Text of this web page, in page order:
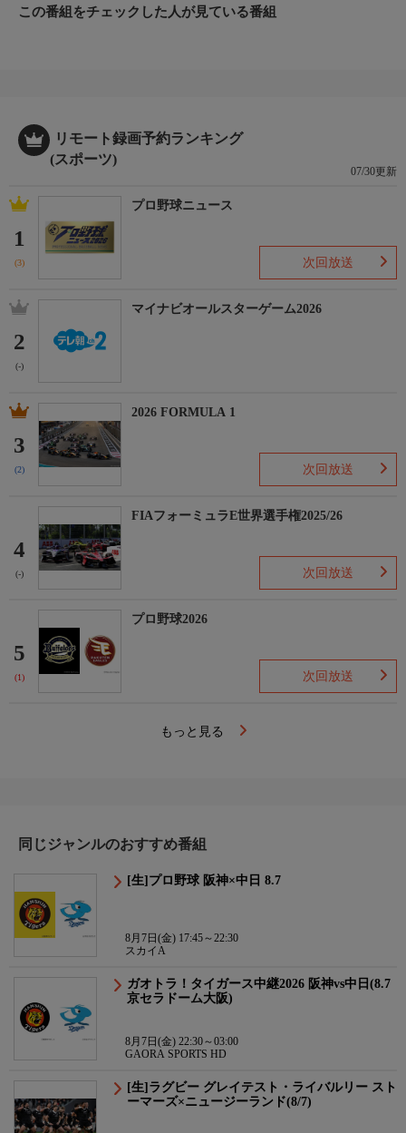
この番組をチェックした人が見ている番組
リモート録画予約ランキング
(スポーツ)
07/30更新
1
(3)
プロ野球ニュース
次回放送
2
(-)
マイナビオールスターゲーム2026
3
(2)
2026 FORMULA 1
次回放送
4
(-)
FIAフォーミュラE世界選手権2025/26
次回放送
5
(1)
プロ野球2026
次回放送
もっと見る
同じジャンルのおすすめ番組
[生]プロ野球 阪神×中日 8.7
8月7日(金) 17:45～22:30
スカイA
ガオトラ！タイガース中継2026 阪神vs中日(8.7
京セラドーム大阪)
8月7日(金) 22:30～03:00
GAORA SPORTS HD
[生]ラグビー グレイテスト・ライバルリー スト
ーマーズ×ニュージーランド(8/7)